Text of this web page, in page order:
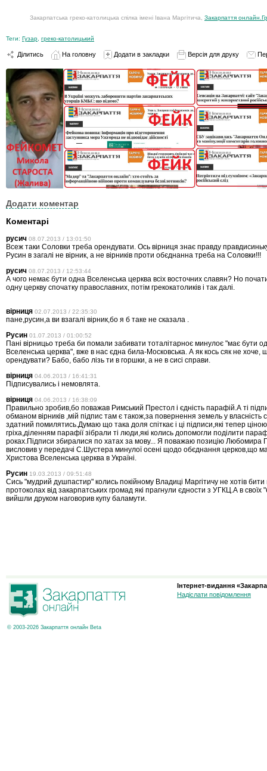
Закарпатська греко-католицька спілка імені Івана Маргітича, Закарпаття
Теги: Гузар греко-католицький
Ділитись На головну Додати в закладки Версія для друку
Додати коментар
Коментарі
русич 08.07.2013 / 13:01:50
Всеж таки Соловки треба орендувати. Ось вірниця знає правду
Русин в загалі не вірник, а не вірників проти обєднанна треба на Соловки!!!
русич 08.07.2013 / 12:53:44
А чого немає бути одна Вселенська церква всіх восточних славян? Но
одну церкву спочатку православних, потім грекокатоликів і так далі.
вірниця 02.07.2013 / 22:35:30
пане,русин,а ви взагалі вірник,бо я б таке не сказала .
Русин 01.07.2013 / 01:00:52
Пані вірницьо треба би помали забивати тоталітарноє минулоє "має бути
Вселенська церква", вже в нас єдна била-Московська. А як кось сяк не хоче,
орендувати? Бабо, бабо лізь ти в горшки, а не в сисі справи.
вірниця 04.06.2013 / 16:41:31
Підписувались і немовлята.
вірниця 04.06.2013 / 16:38:09
Правильно зробив,бо поважав Римський Престол і єдність парафій.А ті
обманом вірників ,мій підпис там є також,за повернення земель у власність
здатний помилятись.Думаю що така доля спіткає і ці підписи,які тепер
гріха,діленням парафії зібрали ті люди,які колись допомогли поділити
роках.Підписи збиралися по хатах за мову... Я поважаю позицію Любомира
висловив у передачі С.Шустера минулої осені щодо обєднання церков,що
Христова Вселенська церква в Україні.
Русин 19.03.2013 / 09:51:48
Сись "мудрий душпастир" колись покійному Владиці Маргітичу не хотів бити
протоколах від закарпатських громад які прагнули єдности з УГКЦ.А в своїх
вийшли друком наговорив купу баламути.
© 2003-2026 Закарпаття онлайн Beta
Інтернет-видання
Надіслати повідомлення